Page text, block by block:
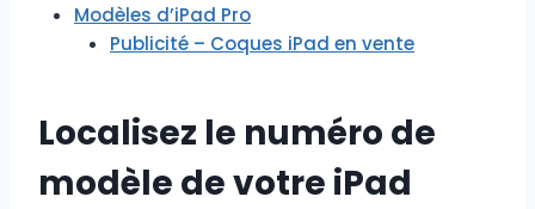
Modèles d’iPad Pro
Publicité – Coques iPad en vente
Localisez le numéro de
modèle de votre iPad